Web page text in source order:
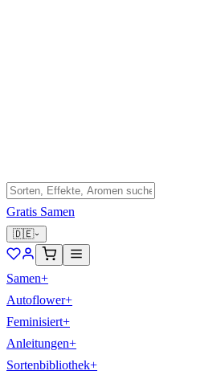
Gratis Samen
🇩🇪
Samen+
Autoflower+
Feminisiert+
Anleitungen+
Sortenbibliothek+